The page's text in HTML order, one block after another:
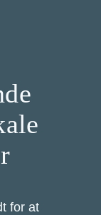
for at